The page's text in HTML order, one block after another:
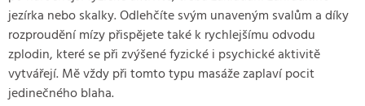
jezírka nebo skalky. Odlehčíte svým unaveným svalům a díky
rozproudění mízy přispějete také k rychlejšímu odvodu
zplodin, které se při zvýšené fyzické i psychické aktivitě
vytvářejí. Mě vždy při tomto typu masáže zaplaví pocit
jedinečného blaha.